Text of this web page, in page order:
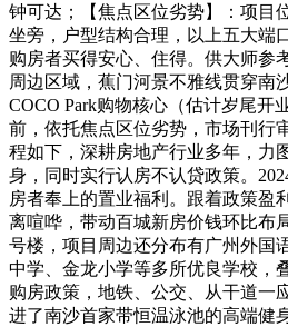
钟可达；【焦点区位劣势】：项目
坐旁，户型结构合理，以上五大端
购房者买得安心、住得。供大师参
周边区域，蕉门河景不雅线贯穿南
COCO Park购物核心（估计岁尾开
前，依托焦点区位劣势，市场刊行
程如下，深耕房地产行业多年，力
身，同时实行认房不认贷政策。
房者奉上的置业福利。跟着政策盈
离喧哗，带动百城新房价钱环比布
号楼，项目周边还分布有广州外国
中学、金龙小学等多所优良学校，
购房政策，地铁、公交、从干道一
进了南沙首家带恒温泳池的高端健